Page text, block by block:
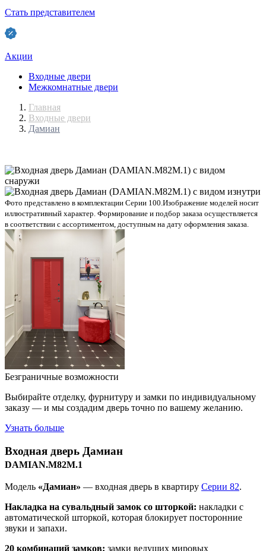
Стать представителем
Акции
Входные двери
Межкомнатные двери
Главная
Входные двери
Дамиан
Фото представлено в комплектации Серии 100.Изображение моделей носит
иллюстративный характер. Формирование и подбор заказа осуществляется
в соответствии с ассортиментом, доступным на дату оформления заказа.
Безграничные возможности
Выбирайте отделку, фурнитуру и замки по индивидуальному
заказу — и мы создадим дверь точно по вашему желанию.
Узнать больше
Входная дверь Дамиан
DAMIAN.M82M.1
Модель «Дамиан» — входная дверь в квартиру Серии 82.
Накладка на сувальдный замок со шторкой: накладки с
автоматической шторкой, которая блокирует посторонние
звуки и запахи.
20 комбинаций замков: замки ведущих мировых